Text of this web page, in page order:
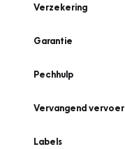
Verzekering
Garantie
Pechhulp
Vervangend vervoer
Labels